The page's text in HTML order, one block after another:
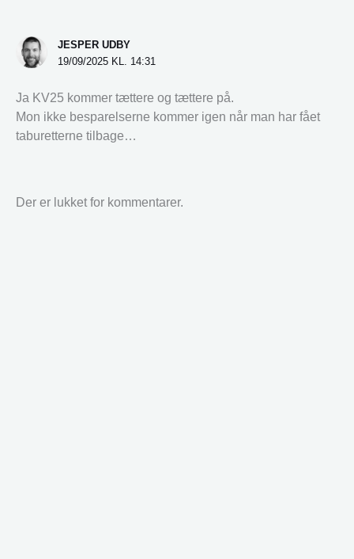
JESPER UDBY
19/09/2025 KL. 14:31
Ja KV25 kommer tættere og tættere på.
Mon ikke besparelserne kommer igen når man har fået
taburetterne tilbage…
Der er lukket for kommentarer.